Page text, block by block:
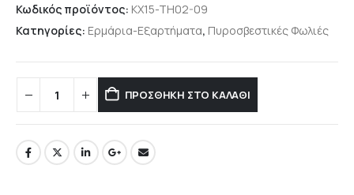
Κωδικός προϊόντος: KX15-TH02-09
Κατηγορίες: Ερμάρια-Εξαρτήματα, Πυροσβεστικές Φωλιές
ΠΡΟΣΘΉΚΗ ΣΤΟ ΚΑΛΆΘΙ